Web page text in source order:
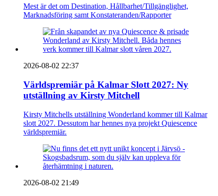
Mest är det om Destination, Hållbarhet/Tillgänglighet,
Marknadsföring samt Konstateranden/Rapporter
2026-08-02 22:37
Världspremiär på Kalmar Slott 2027: Ny
utställning av Kirsty Mitchell
Kirsty Mitchells utställning Wonderland kommer till Kalmar
slott 2027. Dessutom har hennes nya projekt Quiescence
världspremiär.
2026-08-02 21:49